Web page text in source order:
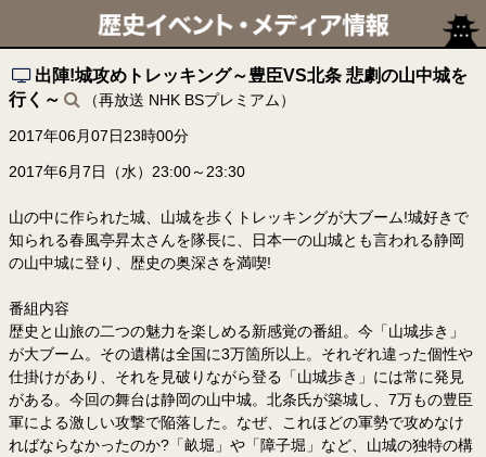
出陣!城攻めトレッキング～豊臣VS北条 悲劇の山中城を
行く～
（再放送 NHK BSプレミアム）
2017年06月07日23時00分
2017年6月7日（水）23:00～23:30
山の中に作られた城、山城を歩くトレッキングが大ブーム!城好きで
知られる春風亭昇太さんを隊長に、日本一の山城とも言われる静岡
の山中城に登り、歴史の奥深さを満喫!
番組内容
歴史と山旅の二つの魅力を楽しめる新感覚の番組。今「山城歩き」
が大ブーム。その遺構は全国に3万箇所以上。それぞれ違った個性や
仕掛けがあり、それを見破りながら登る「山城歩き」には常に発見
がある。今回の舞台は静岡の山中城。北条氏が築城し、7万もの豊臣
軍による激しい攻撃で陥落した。なぜ、これほどの軍勢で攻めなけ
ればならなかったのか?「畝堀」や「障子堀」など、山城の独特の構